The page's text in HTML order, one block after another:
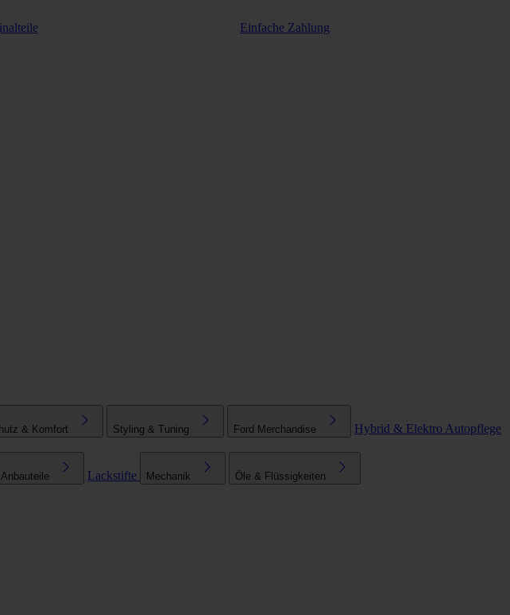
Einfache Zahlung
& Komfort Styling & Tuning Ford Merchandise Hybrid & Elektro Autopflege
Lackstifte Mechanik Öle & Flüssigkeiten